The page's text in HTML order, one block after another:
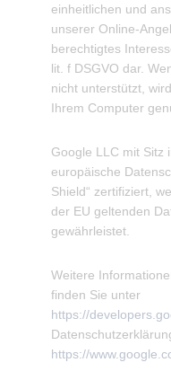
einheitlichen und
unserer Online-
berechtigtes
lit. f DSGVO dar.
nicht unterstützt,
Ihrem Computer
Google LLC mit Sitz
europäische
Shield“ zertifiziert,
der EU geltenden
gewährleistet.
Weitere
finden Sie unter
https://
https://